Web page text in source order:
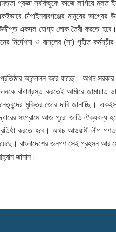
প্রজ্ঞা সবকিছুকে কাজে লাগিয়ে মূলত
চাঁপাইনবাবগঞ্জের মানুষের
একদল যোগ্য লোক তৈরী করতে হবে।
নির্দেশনা ও রাসূলের (সা) গৃহীত
আন্দোলন করে যাচ্ছে। অথচ সরকার
বাঁধাগ্রস্ত করতেই আমীরে জামায়াত
মুক্তির জোর দাবি জানাচ্ছি।
সংগ্রামে আজ পুরো জাতি ঐক্যবদ্ধ
করতে হবে। অথচ আওয়ামী লীগ
বাংলাদেশের জনগণ সেই প্রহসন আর
জানান।